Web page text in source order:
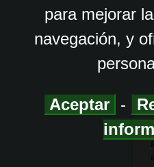
para mejorar
navegación, y
Aceptar -